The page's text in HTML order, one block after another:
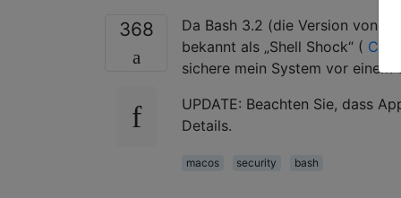
368
Da Bash 3.2 (die Version von
bekannt als „Shell Shock“ (
sichere mein System vor
UPDATE: Beachten Sie, dass
Details.
macos security bash